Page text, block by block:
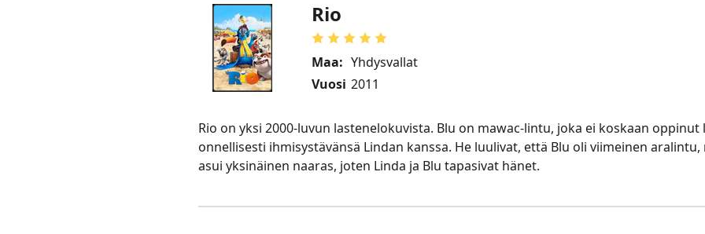
Rio
Maa: Yhdysvallat
Vuosi 2011
Rio on yksi 2000-luvun lastenelokuvista. Blu on mawac-lintu, joka ei koskaan oppinut
onnellisesti ihmisystävänsä Lindan kanssa. He luulivat, että Blu oli viimeinen aralintu,
asui yksinäinen naaras, joten Linda ja Blu tapasivat hänet.